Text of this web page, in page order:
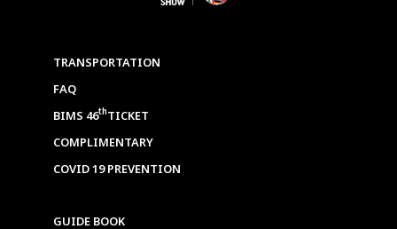
TRANSPORTATION
FAQ
BIMS 46thTICKET
COMPLIMENTARY
COVID 19 PREVENTION
GUIDE BOOK